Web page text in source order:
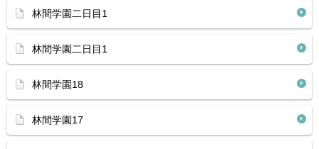
林間学園二日目1
林間学園二日目1
林間学園18
林間学園17